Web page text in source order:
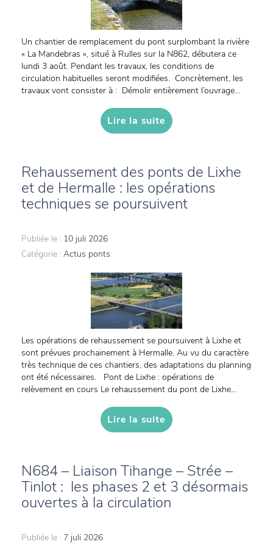
Un chantier de remplacement du pont surplombant la rivière
« La Mandebras », situé à Rulles sur la N862, débutera ce
lundi 3 août. Pendant les travaux, les conditions de
circulation habituelles seront modifiées. Concrètement, les
travaux vont consister à : Démolir entièrement l’ouvrage...
Lire la suite
Rehaussement des ponts de Lixhe
et de Hermalle : les opérations
techniques se poursuivent
Publiée le : 10 juli 2026
Catégorie : Actus ponts
Les opérations de rehaussement se poursuivent à Lixhe et
sont prévues prochainement à Hermalle. Au vu du caractère
très technique de ces chantiers, des adaptations du planning
ont été nécessaires. Pont de Lixhe : opérations de
relèvement en cours Le rehaussement du pont de Lixhe...
Lire la suite
N684 – Liaison Tihange – Strée –
Tinlot : les phases 2 et 3 désormais
ouvertes à la circulation
Publiée le : 7 juli 2026